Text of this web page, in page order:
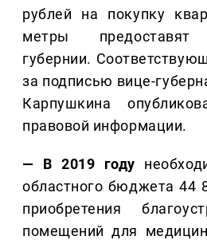
рублей на покупку
метры предоставят
губернии.
за подписью вице-
Карпушкина
правовой информации.
— В 2019 году
областного бюджета 44
приобретения
помещений для